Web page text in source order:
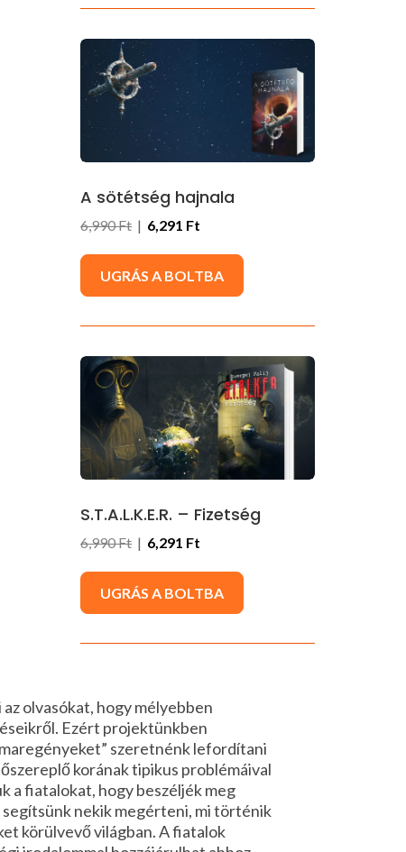
A sötétség hajnala
6,990 Ft| 6,291 Ft
UGRÁS A BOLTBA
S.T.A.L.K.E.R. – Fizetség
6,990 Ft| 6,291 Ft
UGRÁS A BOLTBA
olvasókat, hogy mélyebben
Ezért projektünkben
szeretnénk lefordítani
korának tipikus problémáival
a fiatalokat, hogy beszéljék meg
segítsünk nekik megérteni, mi történik
körülvevő világban. A fiatalok